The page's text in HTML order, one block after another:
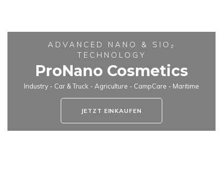
ADVANCED NANO & SIO₂
TECHNOLOGY
ProNano Cosmetics
Industry - Car & Truck - Agriculture - CampCare - Maritime
JETZT EINKAUFEN